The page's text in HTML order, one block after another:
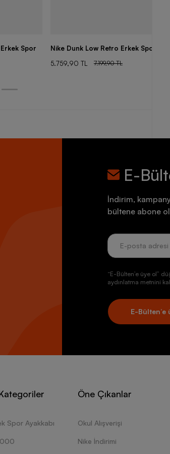
Spor
Nike Dunk Low Retro Erkek Spor
5.759,90 TL
7.199,90 TL
E-
İndirim,
bültene abone
“E-Bülten’e üye ol”
aydınlatma metnini
E-Bülten’e
Spor Ayakkabı
Öne Çıkanlar
Okul Alışverişi
Nike İndirimi